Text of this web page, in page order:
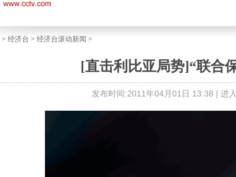
> 经济台 > 经济台滚动新闻 >
[直击利比亚局势]“联合
发布时间:2011年04月01日 13:38 | 进